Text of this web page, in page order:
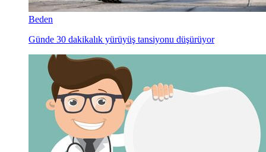
Beden
Günde 30 dakikalık yürüyüş tansiyonu düşürüyor